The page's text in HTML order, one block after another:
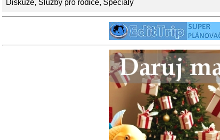
Diskuze, Služby pro rodiče, Speciály